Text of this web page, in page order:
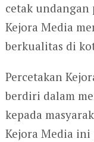
cetak undangan
Kejora Media
berkualitas di
Percetakan
berdiri dalam
kepada
Kejora Media